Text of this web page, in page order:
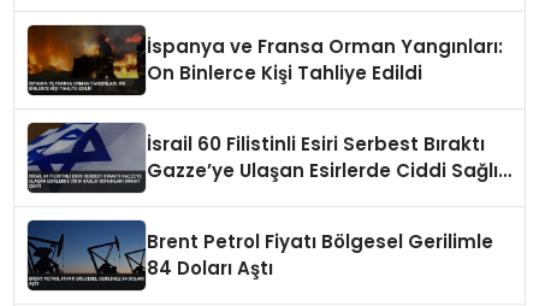
İspanya ve Fransa Orman Yangınları:
On Binlerce Kişi Tahliye Edildi
İsrail 60 Filistinli Esiri Serbest Bıraktı
Gazze’ye Ulaşan Esirlerde Ciddi Sağlık
Brent Petrol Fiyatı Bölgesel Gerilimle
84 Doları Aştı